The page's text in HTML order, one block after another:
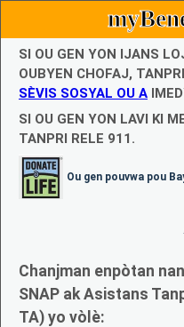
SI OU GEN YON IJANS
OUBYEN CHOFAJ,
SÈVIS SOSYAL OU A
SI OU GEN YON LAVI KI
TANPRI RELE 911.
Ou gen pouvwa pou
Chanjman enpòtan
SNAP ak Asistans
TA) yo vòlè: